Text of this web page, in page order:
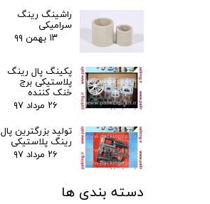
راشینگ رینگ
سرامیکی
۱۳ بهمن ۹۹
پکینگ پال رینگ
پلاستیکی برج
خنک کننده
۲۶ مرداد ۹۷
تولید بزرگترین پال
رینگ پلاستیکی
۲۶ مرداد ۹۷
دسته بندی ها